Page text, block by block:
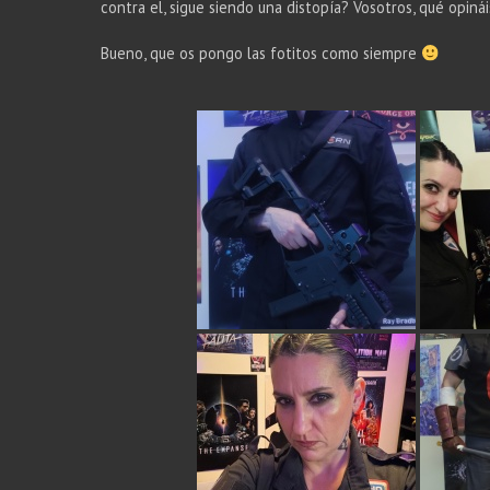
contra el, sigue siendo una distopía? Vosotros, qué
Bueno, que os pongo las fotitos como siempre